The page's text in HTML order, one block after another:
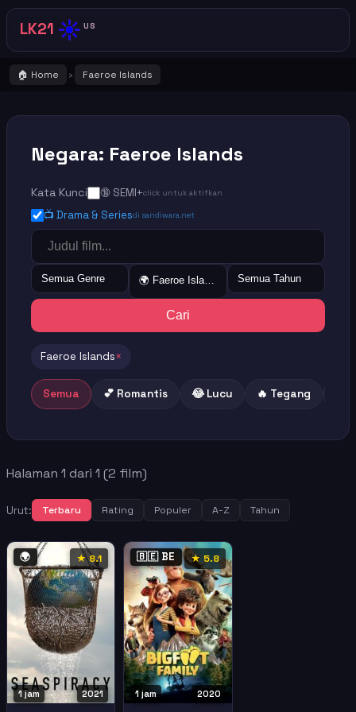
LK21 ☀️ US
🏠 Home › Faeroe Islands
Negara: Faeroe Islands
Kata Kunci 🔞 SEMI+click untuk aktifkan
📺 Drama & Seriesdi sandiwara.net
Semua Genre 🌍 Faeroe Islands Semua Tahun
Cari
Faeroe Islands×
Semua 💕 Romantis 😂 Lucu 🔥 Tegang
Halaman 1 dari 1 (2 film)
Urut: Terbaru Rating Populer A-Z Tahun
🌍 ★ 8.1
2021
1 jam
🇧🇪 BE ★ 5.8
2020
1 jam